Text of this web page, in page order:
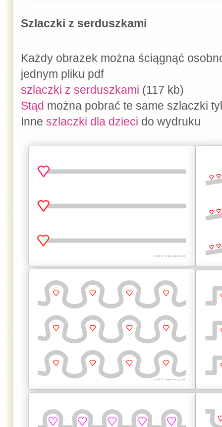
Szlaczki z serduszkami
Każdy obrazek można ściągnąć
jednym pliku pdf
szlaczki z serduszkami (117 kb)
Stąd można pobrać te same szlaczki
Inne szlaczki dla dzieci do wydruku